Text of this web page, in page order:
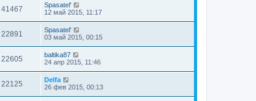
41467
Spasatel'
12 май 2015, 11:17
22891
Spasatel'
03 май 2015, 00:15
22605
baltika87
24 апр 2015, 11:46
22125
Delfa
26 фев 2015, 00:13